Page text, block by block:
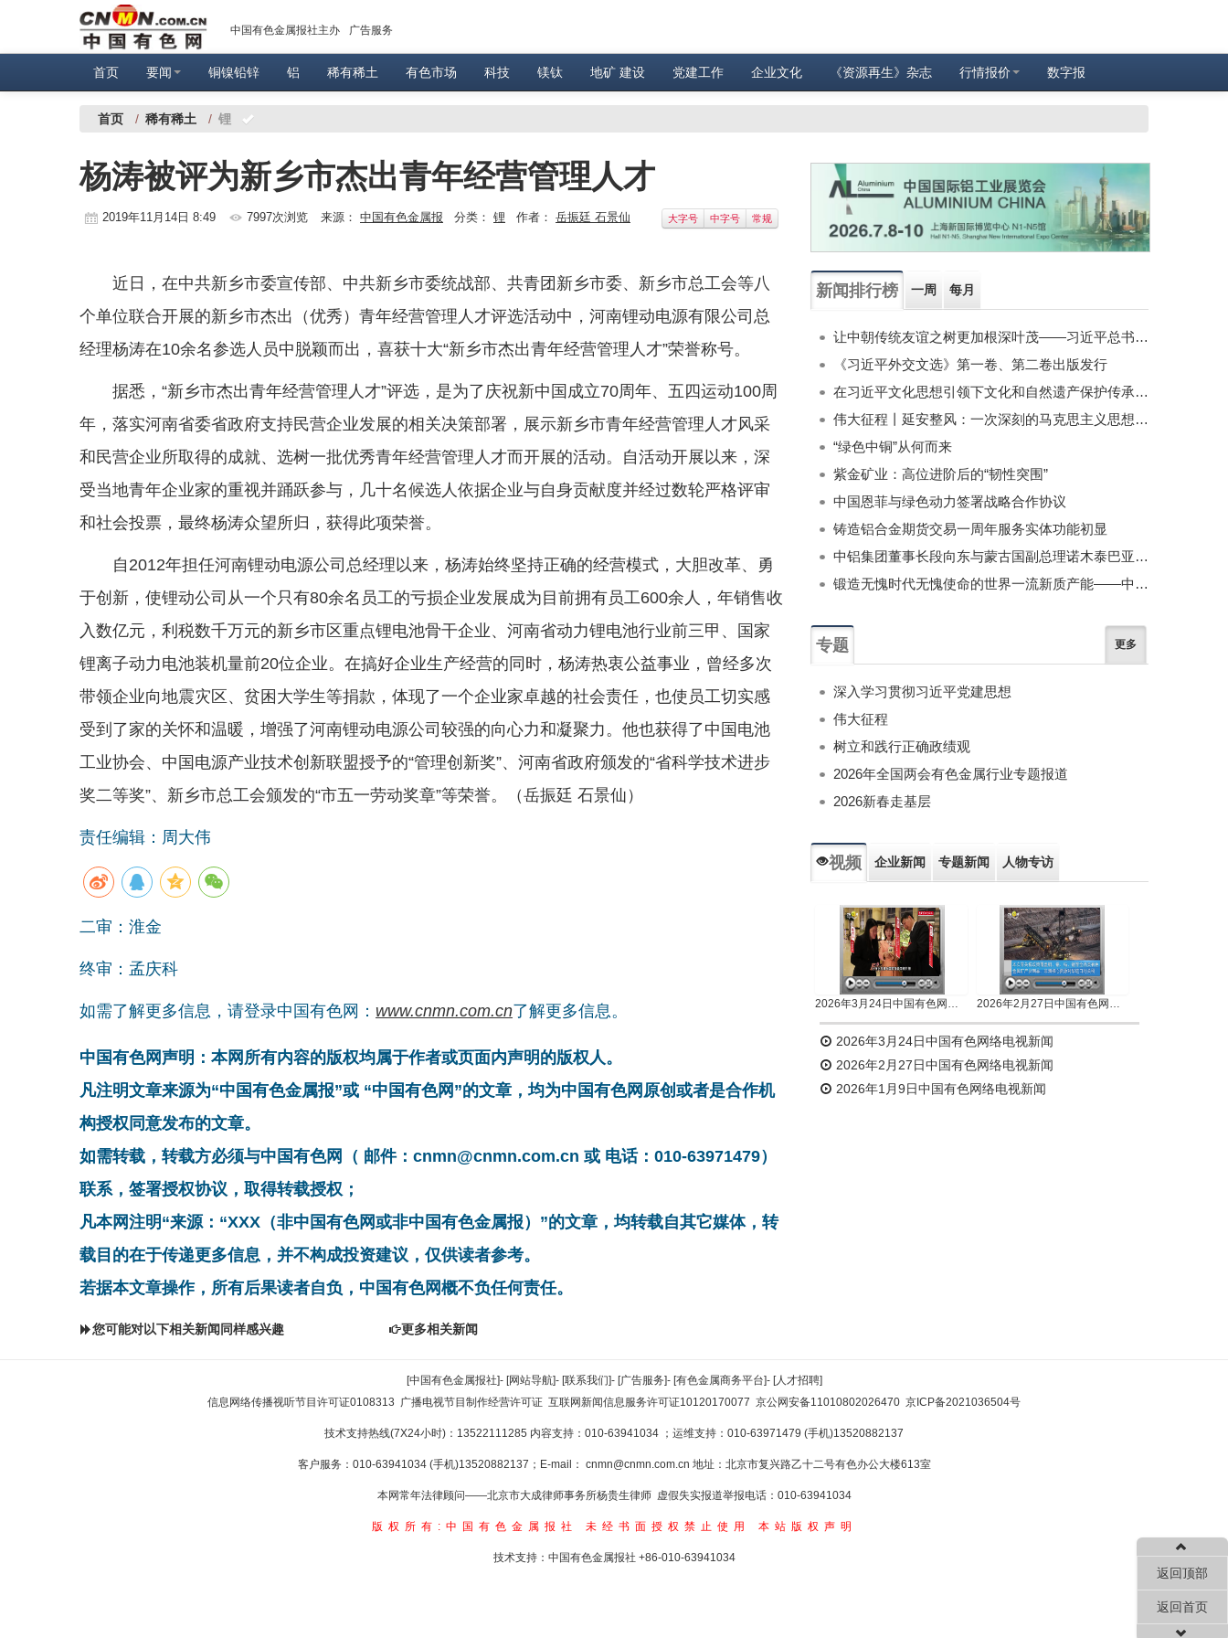
中国有色金属报社主办 广告服务
首页 要闻 铜镍铅锌 铝 稀有稀土 有色市场 科技 镁钛 地矿 建设 党建工作 企业文化 《资源再生》杂志 行情报价 数字报
首页 / 稀有稀土 / 锂
杨涛被评为新乡市杰出青年经营管理人才
2019年11月14日 8:49 7997次浏览 来源： 中国有色金属报 分类： 锂 作者： 岳振廷 石景仙 大字号 中字号 常规
近日，在中共新乡市委宣传部、中共新乡市委统战部、共青团新乡市委、新乡市总工会等八
个单位联合开展的新乡市杰出（优秀）青年经营管理人才评选活动中，河南锂动电源有限公司总
经理杨涛在10余名参选人员中脱颖而出，喜获十大“新乡市杰出青年经营管理人才”荣誉称号。
据悉，“新乡市杰出青年经营管理人才”评选，是为了庆祝新中国成立70周年、五四运动100周
年，落实河南省委省政府支持民营企业发展的相关决策部署，展示新乡市青年经营管理人才风采
和民营企业所取得的成就、选树一批优秀青年经营管理人才而开展的活动。自活动开展以来，深
受当地青年企业家的重视并踊跃参与，几十名候选人依据企业与自身贡献度并经过数轮严格评审
和社会投票，最终杨涛众望所归，获得此项荣誉。
自2012年担任河南锂动电源公司总经理以来，杨涛始终坚持正确的经营模式，大胆改革、勇
于创新，使锂动公司从一个只有80余名员工的亏损企业发展成为目前拥有员工600余人，年销售收
入数亿元，利税数千万元的新乡市区重点锂电池骨干企业、河南省动力锂电池行业前三甲、国家
锂离子动力电池装机量前20位企业。在搞好企业生产经营的同时，杨涛热衷公益事业，曾经多次
带领企业向地震灾区、贫困大学生等捐款，体现了一个企业家卓越的社会责任，也使员工切实感
受到了家的关怀和温暖，增强了河南锂动电源公司较强的向心力和凝聚力。他也获得了中国电池
工业协会、中国电源产业技术创新联盟授予的“管理创新奖”、河南省政府颁发的“省科学技术进步
奖二等奖”、新乡市总工会颁发的“市五一劳动奖章”等荣誉。（岳振廷 石景仙）
责任编辑：周大伟
二审：淮金
终审：孟庆科
如需了解更多信息，请登录中国有色网： www.cnmn.com.cn了解更多信息。
中国有色网声明：本网所有内容的版权均属于作者或页面内声明的版权人。
凡注明文章来源为“中国有色金属报”或 “中国有色网”的文章，均为中国有色网原创或者是合作机
构授权同意发布的文章。
如需转载，转载方必须与中国有色网（ 邮件：cnmn@cnmn.com.cn 或 电话：010-63971479）
联系，签署授权协议，取得转载授权；
凡本网注明“来源：“XXX（非中国有色网或非中国有色金属报）”的文章，均转载自其它媒体，转
载目的在于传递更多信息，并不构成投资建议，仅供读者参考。
若据本文章操作，所有后果读者自负，中国有色网概不负任何责任。
您可能对以下相关新闻同样感兴趣 更多相关新闻
新闻排行榜 一周 每月
让中朝传统友谊之树更加根深叶茂——习近平总书记对朝鲜进行国事访问纪实
《习近平外交文选》第一卷、第二卷出版发行
在习近平文化思想引领下文化和自然遗产保护传承利用工作开创新局面
伟大征程丨延安整风：一次深刻的马克思主义思想教育运动
“绿色中铜”从何而来
紫金矿业：高位进阶后的“韧性突围”
中国恩菲与绿色动力签署战略合作协议
铸造铝合金期货交易一周年服务实体功能初显
中铝集团董事长段向东与蒙古国副总理诺木泰巴亚尔举行会谈
锻造无愧时代无愧使命的世界一流新质产能——中国有色金属工业的战略应对与破局之道（二）
专题 更多
深入学习贯彻习近平党建思想
伟大征程
树立和践行正确政绩观
2026年全国两会有色金属行业专题报道
2026新春走基层
视频 企业新闻 专题新闻 人物专访
2026年3月24日中国有色网络电视新闻 2026年2月27日中国有色网络电视新闻
2026年3月24日中国有色网络电视新闻
2026年2月27日中国有色网络电视新闻
2026年1月9日中国有色网络电视新闻
返回顶部
返回首页
[中国有色金属报社]- [网站导航]- [联系我们]- [广告服务]- [有色金属商务平台]- [人才招聘]
信息网络传播视听节目许可证0108313 广播电视节目制作经营许可证 互联网新闻信息服务许可证10120170077 京公网安备11010802026470 京ICP备2021036504号
技术支持热线(7X24小时)：13522111285 内容支持：010-63941034 ；运维支持：010-63971479 (手机)13520882137
客户服务：010-63941034 (手机)13520882137；E-mail： cnmn@cnmn.com.cn 地址：北京市复兴路乙十二号有色办公大楼613室
本网常年法律顾问——北京市大成律师事务所杨贵生律师 虚假失实报道举报电话：010-63941034
版权所有:中国有色金属报社 未经书面授权禁止使用 本站版权声明
技术支持：中国有色金属报社 +86-010-63941034